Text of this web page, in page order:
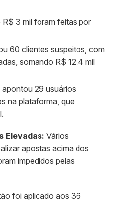
3 mil foram feitas por
60 clientes suspeitos, com
somando R$ 12,4 mil
apontou 29 usuários
na plataforma, que
Elevadas: Vários
apostas acima dos
impedidos pelas
foi aplicado aos 36